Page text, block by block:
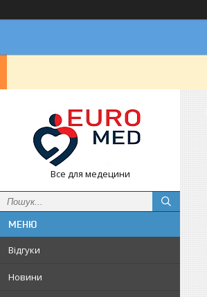
Все для медецини
Відгуки
Новини